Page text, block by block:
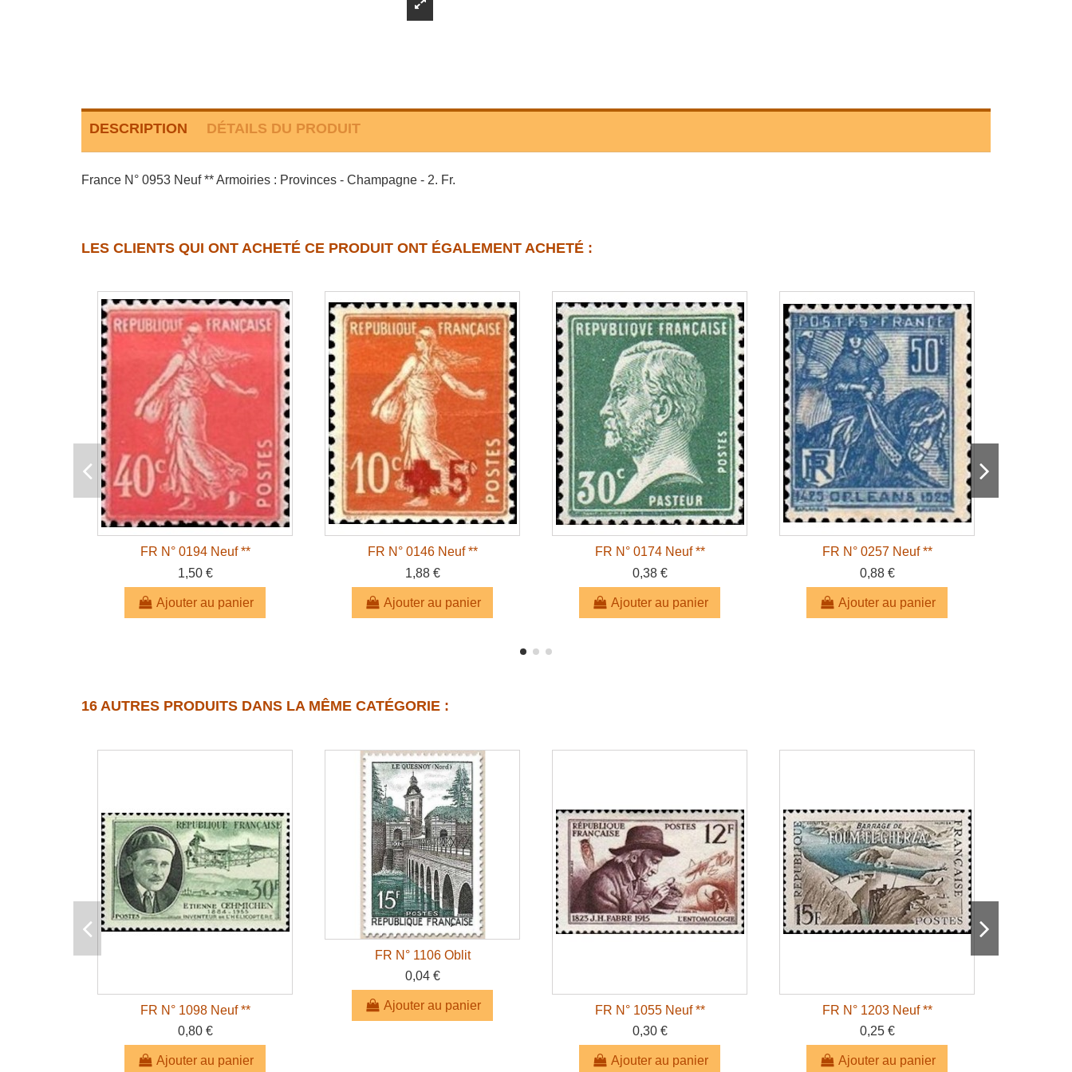
DESCRIPTION DÉTAILS DU PRODUIT
France N° 0953 Neuf ** Armoiries : Provinces - Champagne - 2. Fr.
LES CLIENTS QUI ONT ACHETÉ CE PRODUIT ONT ÉGALEMENT ACHETÉ :
FR N° 0194 Neuf **
1,50 €
Ajouter au panier
FR N° 0146 Neuf **
1,88 €
Ajouter au panier
FR N° 0174 Neuf **
0,38 €
Ajouter au panier
FR N° 0257 Neuf **
0,88 €
Ajouter au panier
16 AUTRES PRODUITS DANS LA MÊME CATÉGORIE :
FR N° 1098 Neuf **
0,80 €
Ajouter au panier
FR N° 1106 Oblit
0,04 €
Ajouter au panier
FR N° 1055 Neuf **
0,30 €
Ajouter au panier
FR N° 1203 Neuf **
0,25 €
Ajouter au panier